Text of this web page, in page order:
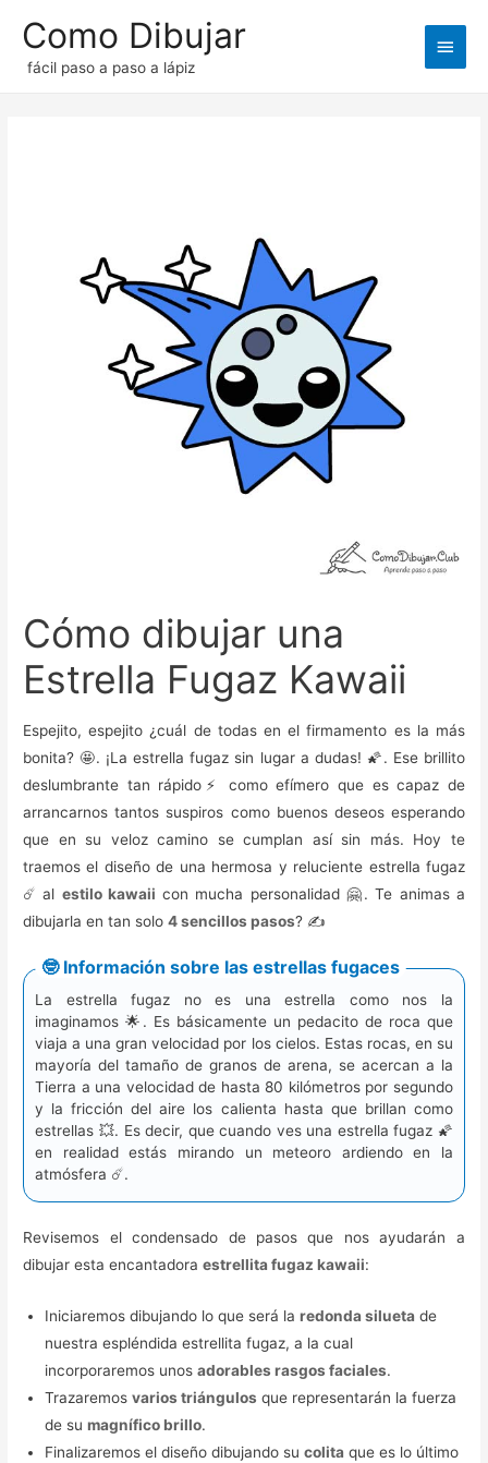
Como Dibujar
fácil paso a paso a lápiz
Menú
Cómo dibujar una
Estrella Fugaz Kawaii
Espejito, espejito ¿cuál de todas en el firmamento es la más
bonita? 🤩. ¡La estrella fugaz sin lugar a dudas! 🌠. Ese brillito
deslumbrante tan rápido⚡ como efímero que es capaz de
arrancarnos tantos suspiros como buenos deseos esperando
que en su veloz camino se cumplan así sin más. Hoy te
traemos el diseño de una hermosa y reluciente estrella fugaz
☄️ al estilo kawaii con mucha personalidad 🤗. Te animas a
dibujarla en tan solo4 sencillos pasos? ✍️
🤓 Información sobre las estrellas fugaces
La estrella fugaz no es una estrella como nos la
imaginamos 🌟. Es básicamente un pedacito de roca que
viaja a una gran velocidad por los cielos. Estas rocas, en su
mayoría del tamaño de granos de arena, se acercan a la
Tierra a una velocidad de hasta 80 kilómetros por segundo
y la fricción del aire los calienta hasta que brillan como
estrellas 💥. Es decir, que cuando ves una estrella fugaz 🌠
en realidad estás mirando un meteoro ardiendo en la
atmósfera ☄️.
Revisemos el condensado de pasos que nos ayudarán a
dibujar esta encantadoraestrellita fugaz kawaii:
Iniciaremos dibujando lo que será laredonda silueta de
nuestra espléndida estrellita fugaz, a la cual
incorporaremos unosadorables rasgos faciales.
Trazaremosvarios triángulos que representarán la fuerza
de sumagnífico brillo.
Finalizaremos el diseño dibujando sucolita que es lo último